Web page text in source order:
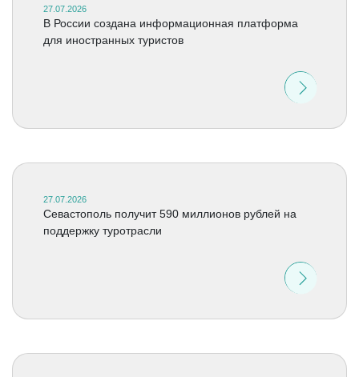
27.07.2026
В России создана информационная платформа
для иностранных туристов
27.07.2026
Севастополь получит 590 миллионов рублей на
поддержку туротрасли